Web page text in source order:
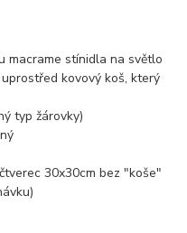
macrame stínidla na světlo
kovový koš, který
typ žárovky)
30x30cm bez "koše"